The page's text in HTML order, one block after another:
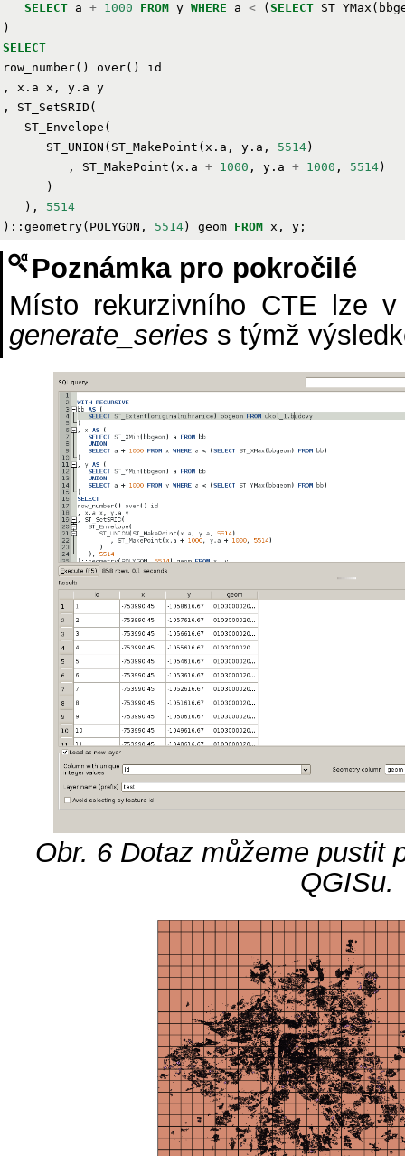
SELECT a + 1000 FROM y WHERE a < ( SELECT ST_YMax (
)
SELECT
row_number() over()
id
,
x . a x , y . a y
,
ST_SetSRID (
ST_Envelope (
ST_UNION ( ST_MakePoint ( x . a , y . a , 5514)
,
ST_MakePoint ( x . a + 1000 , y . a + 1000 , 5514)
)
),
5514
):: geometry( POLYGON , 5514) geom FROM x , y ;
Poznámka pro pokročilé
Místo rekurzivního CTE lze
generate_series s týmž
Obr. 6 Dotaz můžeme pustit
QGISu.